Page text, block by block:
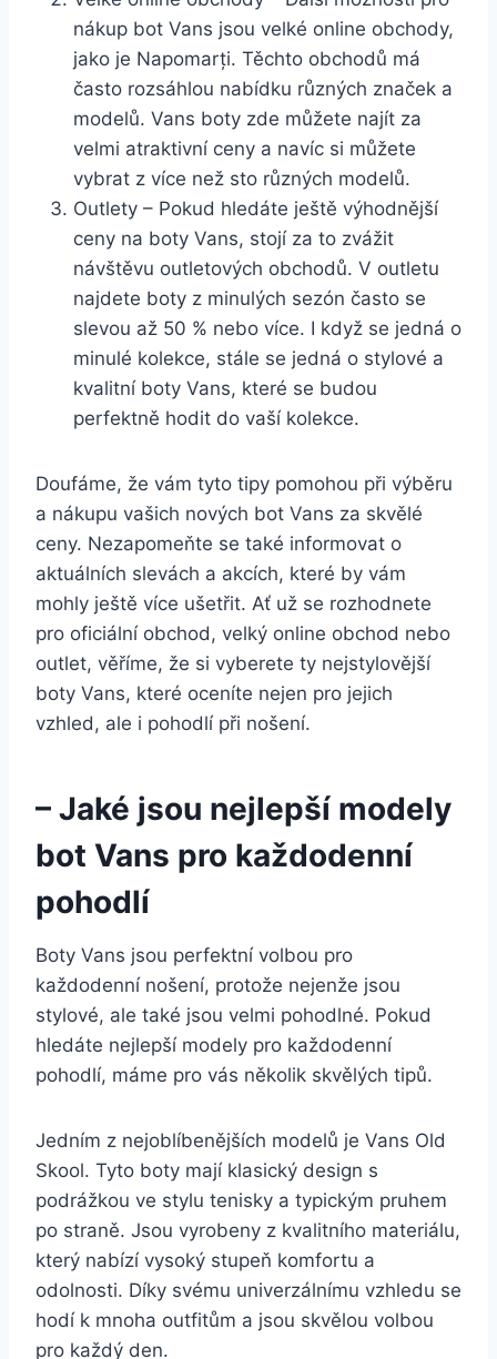
nákup bot Vans jsou velké‌ online obchody,
jako​ je Napomarți. ⁣Těchto obchodů má
často rozsáhlou nabídku různých značek ⁣a
modelů. Vans boty zde můžete najít za
velmi atraktivní ceny a navíc si můžete
vybrat z ⁣více než sto různých modelů.
Outlety – Pokud ⁣hledáte ještě výhodnější​
ceny na boty Vans, stojí ‌za to zvážit​
návštěvu outletových obchodů. V outletu
najdete boty z minulých sezón ‍často se
slevou až ⁢50​ % nebo více. I když se jedná o
minulé⁢ kolekce,​ stále ⁢se jedná o stylové a
kvalitní boty Vans, které se budou
perfektně hodit do vaší kolekce.
Doufáme, že vám tyto tipy pomohou při výběru
a nákupu⁤ vašich nových bot Vans za​ skvělé
ceny. Nezapomeňte se také informovat ‌o
aktuálních slevách a akcích, které by vám
mohly ještě více ušetřit. Ať už se rozhodnete
pro​ oficiální obchod, velký ‍online obchod nebo
outlet, věříme, že si vyberete ty nejstylovější
boty Vans, ⁣které oceníte nejen pro jejich
vzhled, ale i pohodlí při nošení.
– Jaké jsou nejlepší modely
bot ⁣Vans pro každodenní
pohodlí
Boty Vans jsou perfektní volbou pro
každodenní nošení,⁢ protože‍ nejenže jsou​
stylové, ale také jsou velmi pohodlné. Pokud
hledáte nejlepší modely pro každodenní
pohodlí, máme pro vás několik skvělých‍ tipů.
Jedním z nejoblíbenějších⁢ modelů je ⁤Vans Old
Skool. Tyto boty mají klasický design s
podrážkou ve stylu tenisky ⁤a typickým ‍pruhem
po‌ straně. Jsou vyrobeny z kvalitního materiálu,
který⁤ nabízí vysoký stupeň komfortu ​a
odolnosti. Díky ⁤svému univerzálnímu vzhledu se
hodí k mnoha‍ outfitům a jsou skvělou volbou
pro každý den.